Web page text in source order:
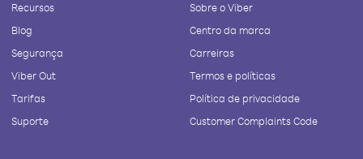
Recursos
Blog
Segurança
Viber Out
Tarifas
Suporte
Sobre o Viber
Centro da marca
Carreiras
Termos e políticas
Política de privacidade
Customer Complaints Code